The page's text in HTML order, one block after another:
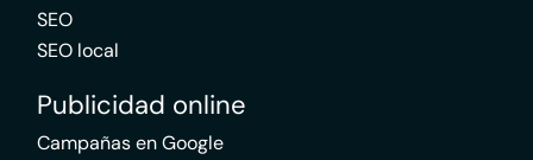
SEO
SEO local
Publicidad online
Campañas en Google